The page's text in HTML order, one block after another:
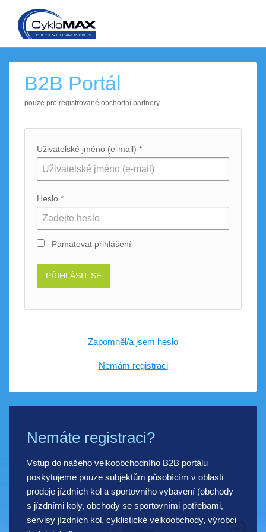
B2B Portál
pouze pro registrované obchodní partnery
Uživatelské jméno (e-mail) *
Heslo *
Pamatovat přihlášení
PŘIHLÁSIT SE
Zapomněl/a jsem heslo
Nemám registraci
Nemáte registraci?
Vstup do našeho velkoobchodního B2B portálu
poskytujeme pouze subjektům působícím v oblasti
prodeje jízdních kol a sportovního vybavení (obchody
s jízdními koly, obchody se sportovními potřebami,
servisy jízdních kol, cyklistické velkoobchody, výrobci